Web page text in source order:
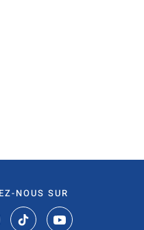
NOUS SUR